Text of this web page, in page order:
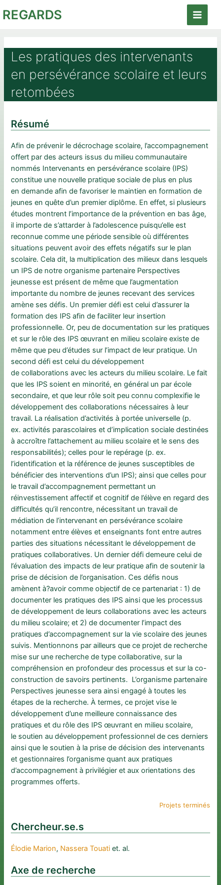
auREGARDS
Main
Les pratiques des intervenants
en persévérance scolaire et leurs
retombées
Résumé
Afin de prévenir le décrochage scolaire, l’accompagnement
offert par des acteurs issus du milieu communautaire
nommés Intervenants en persévérance scolaire (IPS)
constitue une nouvelle pratique sociale de plus en plus
en demande afin de favoriser le maintien en formation de
jeunes en quête d’un premier diplôme. En effet, si plusieurs
études montrent l’importance de la prévention en bas âge,
il importe de s’attarder à l’adolescence puisqu’elle est
reconnue comme une période sensible où différentes
situations peuvent avoir des effets négatifs sur le plan
scolaire. Cela dit, la multiplication des milieux dans lesquels
un IPS de notre organisme partenaire Perspectives
jeunesse est présent de même que l’augmentation
importante du nombre de jeunes recevant des services
amène ses défis. Un premier défi est celui d’assurer la
formation des IPS afin de faciliter leur insertion
professionnelle. Or, peu de documentation sur les pratiques
et sur le rôle des IPS œuvrant en milieu scolaire existe de
même que peu d’études sur l’impact de leur pratique. Un
second défi est celui du développement
de collaborations avec les acteurs du milieu scolaire. Le fait
que les IPS soient en minorité, en général un par école
secondaire, et que leur rôle soit peu connu complexifie le
développement des collaborations nécessaires à leur
travail. La réalisation d’activités à portée universelle (p.
ex. activités parascolaires et d’implication sociale destinées
à accroître l’attachement au milieu scolaire et le sens des
responsabilités); celles pour le repérage (p. ex.
l’identification et la référence de jeunes susceptibles de
bénéficier des interventions d’un IPS); ainsi que celles pour
le travail d’accompagnement permettant un
réinvestissement affectif et cognitif de l’élève en regard des
difficultés qu’il rencontre, nécessitant un travail de
médiation de l’intervenant en persévérance scolaire
notamment entre élèves et enseignants font entre autres
parties des situations nécessitant le développement de
pratiques collaboratives. Un dernier défi demeure celui de
l’évaluation des impacts de leur pratique afin de soutenir la
prise de décision de l’organisation. Ces défis nous
amènent à?avoir comme objectif de ce partenariat : 1) de
documenter les pratiques des IPS ainsi que les processus
de développement de leurs collaborations avec les acteurs
du milieu scolaire; et 2) de documenter l’impact des
pratiques d’accompagnement sur la vie scolaire des jeunes
suivis. Mentionnons par ailleurs que ce projet de recherche
mise sur une recherche de type collaborative, sur la
compréhension en profondeur des processus et sur la co-
construction de savoirs pertinents. L’organisme partenaire
Perspectives jeunesse sera ainsi engagé à toutes les
étapes de la recherche. À termes, ce projet vise le
développement d’une meilleure connaissance des
pratiques et du rôle des IPS œuvrant en milieu scolaire,
le soutien au développement professionnel de ces derniers
ainsi que le soutien à la prise de décision des intervenants
et gestionnaires l’organisme quant aux pratiques
d’accompagnement à privilégier et aux orientations des
programmes offerts.
Projets terminés
Chercheur.se.s
Élodie Marion, Nassera Touati et. al.
Axe de recherche